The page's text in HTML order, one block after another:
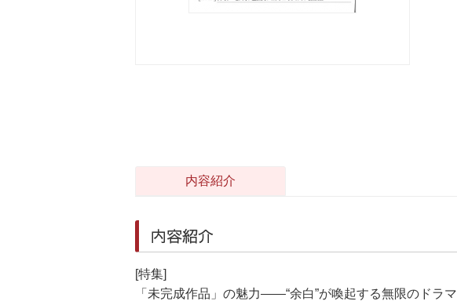
内容紹介
内容紹介
[特集]
「未完成作品」の魅力――“余白”が喚起する無限のドラマ